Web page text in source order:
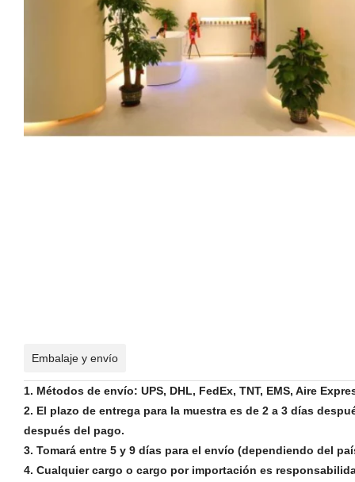
Embalaje y envío
1. Métodos de envío: UPS, DHL, FedEx, TNT, EMS, Aire
2. El plazo de entrega para la muestra es de 2 a 3 días
después del pago.
3. Tomará entre 5 y 9 días para el envío (dependiendo del
4. Cualquier cargo o cargo por importación es